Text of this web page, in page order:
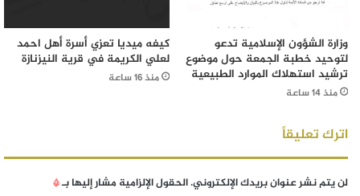
وزارة الشؤون الإسلامية تدعو
لتوحيد خطبة الجمعة حول موضوع
ترشيد استهلاك الموارد الطبيعية
منذ 14 ساعة
كيفه ميديا تعزي أسرة أهل احمد
لعلي الكريمة في قرية النيزنازة
منذ 16 ساعة
اترك تعليقاً
لن يتم نشر عنوان بريدك الإلكتروني.الحقول الإلزامية مشار إليها بـ*